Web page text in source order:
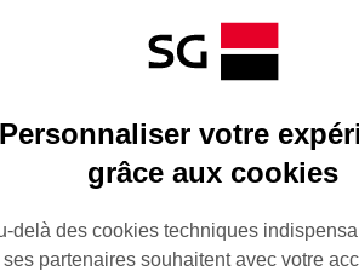
votre
tient à votre
votre projet
Personnaliser votre
grâce aux cookies
delà des cookies techniques
ses partenaires souhaitent avec votre